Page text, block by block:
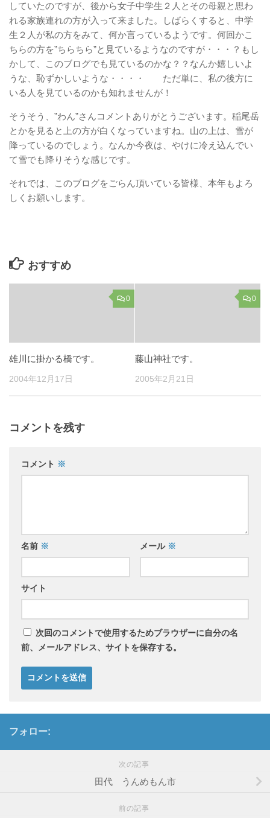
していたのですが、後から女子中学生２人とその母親と思わ
れる家族連れの方が入って来ました。しばらくすると、中学
生２人が私の方をみて、何か言っているようです。何回かこ
ちらの方を”ちらちら”と見ているようなのですが・・・？もし
かして、このブログでも見ているのかな？？なんか嬉しいよ
うな、恥ずかしいような・・・・ ただ単に、私の後方に
いる人を見ているのかも知れませんが！
そうそう、”わん”さんコメントありがとうございます。稲尾岳
とかを見ると上の方が白くなっていますね。山の上は、雪が
降っているのでしょう。なんか今夜は、やけに冷え込んでい
て雪でも降りそうな感じです。
それでは、このブログをごらん頂いている皆様、本年もよろ
しくお願いします。
おすすめ
0
雄川に掛かる橋です。
2004年12月17日
0
藤山神社です。
2005年2月21日
コメントを残す
コメント ※
名前 ※ メール ※
サイト
次回のコメントで使用するためブラウザーに自分の名
前、メールアドレス、サイトを保存する。
フォロー:
次の記事
田代 うんめもん市
前の記事